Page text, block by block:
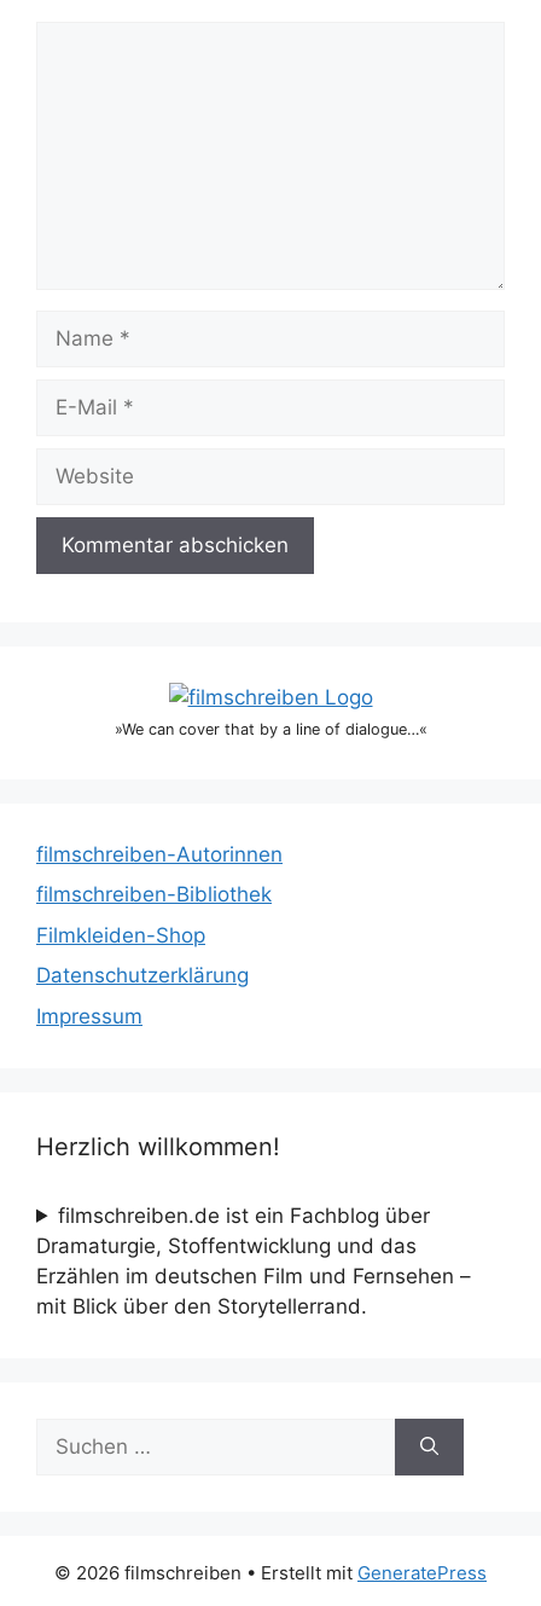
Mail
»We can cover that by a line of dialogue…«
filmschreiben-Autorinnen
filmschreiben-Bibliothek
Filmkleiden-Shop
Datenschutzerklärung
Impressum
Herzlich willkommen!
filmschreiben.de ist ein Fachblog über
Dramaturgie, Stoffentwicklung und das
Erzählen im deutschen Film und Fernsehen –
mit Blick über den Storytellerrand.
nach:
© 2026 filmschreiben • Erstellt mit GeneratePress